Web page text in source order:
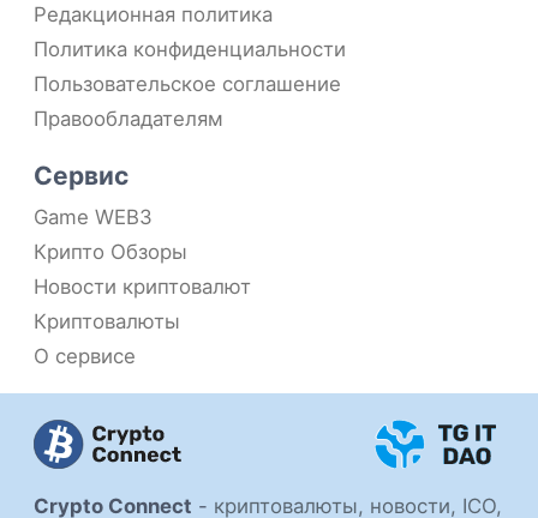
Crypto Connect - криптовалюты, новости, ICO,
Редакционная политика
Политика конфиденциальности
Пользовательское соглашение
Правообладателям
Сервис
Game WEB3
Крипто Обзоры
Новости криптовалют
Криптовалюты
О сервисе